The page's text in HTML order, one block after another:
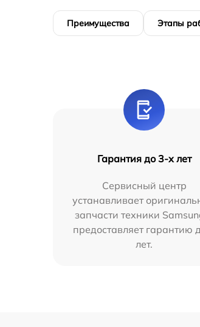
Преимущества Этапы
Гарантия до 3-х лет
Сервисный центр
устанавливает
запчасти техники
предоставляет гарантию
лет.